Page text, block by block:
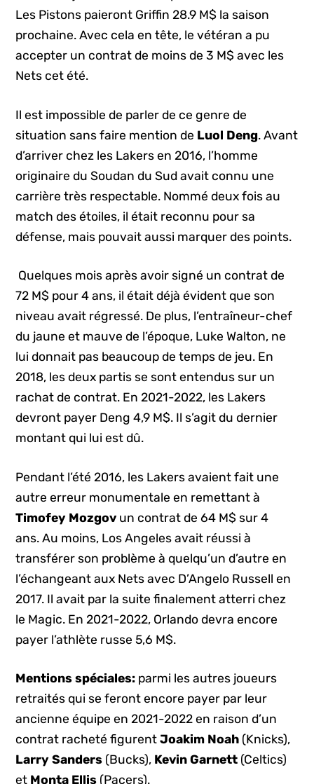
Les Pistons paieront Griffin 28.9 M$ la saison
prochaine. Avec cela en tête, le vétéran a pu
accepter un contrat de moins de 3 M$ avec les
Nets cet été.
Il est impossible de parler de ce genre de
situation sans faire mention de Luol Deng. Avant
d’arriver chez les Lakers en 2016, l’homme
originaire du Soudan du Sud avait connu une
carrière très respectable. Nommé deux fois au
match des étoiles, il était reconnu pour sa
défense, mais pouvait aussi marquer des points.
Quelques mois après avoir signé un contrat de
72 M$ pour 4 ans, il était déjà évident que son
niveau avait régressé. De plus, l’entraîneur-chef
du jaune et mauve de l’époque, Luke Walton, ne
lui donnait pas beaucoup de temps de jeu. En
2018, les deux partis se sont entendus sur un
rachat de contrat. En 2021-2022, les Lakers
devront payer Deng 4,9 M$. Il s’agit du dernier
montant qui lui est dû.
Pendant l’été 2016, les Lakers avaient fait une
autre erreur monumentale en remettant à
Timofey Mozgov un contrat de 64 M$ sur 4
ans. Au moins, Los Angeles avait réussi à
transférer son problème à quelqu’un d’autre en
l’échangeant aux Nets avec D’Angelo Russell en
2017. Il avait par la suite finalement atterri chez
le Magic. En 2021-2022, Orlando devra encore
payer l’athlète russe 5,6 M$.
Mentions spéciales: parmi les autres joueurs
retraités qui se feront encore payer par leur
ancienne équipe en 2021-2022 en raison d’un
contrat racheté figurentJoakim Noah (Knicks),
Larry Sanders (Bucks), Kevin Garnett (Celtics)
et Monta Ellis (Pacers).